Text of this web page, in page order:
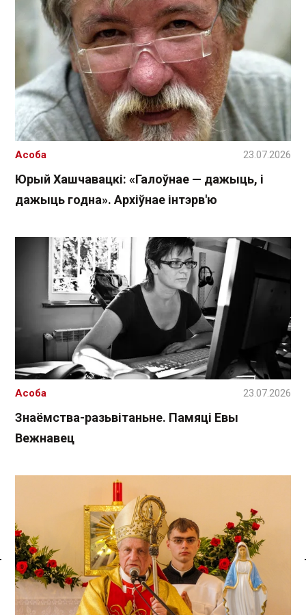
Спасылка без VPN
Юрый Хашчавацкі: «Галоўнае — дажыць, і
дажыць годна». Архіўнае інтэрв'ю
Асоба 23.07.2026
Знаёмства-разьвітаньне. Памяці Евы
Вежнавец
Асоба 23.07.2026